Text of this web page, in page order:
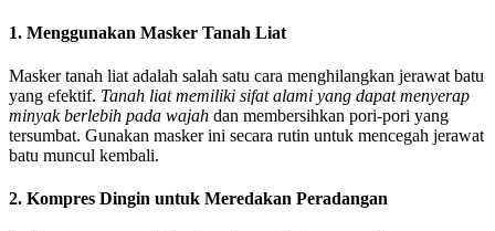
1. Menggunakan Masker Tanah Liat
Masker tanah liat adalah salah satu cara menghilangkan jerawat batu
yang efektif. Tanah liat memiliki sifat alami yang dapat menyerap
minyak berlebih pada wajah dan membersihkan pori-pori yang
tersumbat. Gunakan masker ini secara rutin untuk mencegah jerawat
batu muncul kembali.
2. Kompres Dingin untuk Meredakan Peradangan